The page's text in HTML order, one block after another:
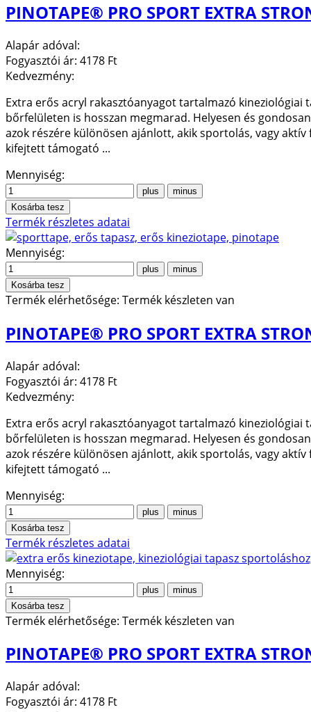
PINOTAPE® PRO SPORT EXTRA
Alapár adóval:
Fogyasztói ár: 4178 Ft
Kedvezmény:
Extra erős acryl rakasztóanyagot tartalmazó
bőrfelületen is hosszan megmarad. Helyesen és
azok részére különösen ajánlott, akik sportolás, vagy
kifejtett támogató ...
Mennyiség:
Termék részletes adatai
Mennyiség:
Termék elérhetősége: Termék készleten van
PINOTAPE® PRO SPORT EXTRA
Alapár adóval:
Fogyasztói ár: 4178 Ft
Kedvezmény:
Extra erős acryl rakasztóanyagot tartalmazó
bőrfelületen is hosszan megmarad. Helyesen és
azok részére különösen ajánlott, akik sportolás, vagy
kifejtett támogató ...
Mennyiség:
Termék részletes adatai
Mennyiség:
Termék elérhetősége: Termék készleten van
PINOTAPE® PRO SPORT EXTRA
Alapár adóval:
Fogyasztói ár: 4178 Ft